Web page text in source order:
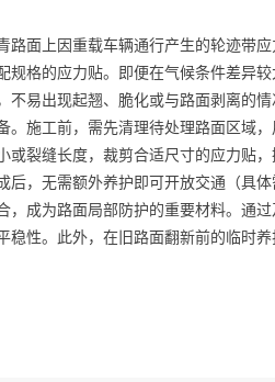
上因重载车辆通行产生的轮迹带
格的应力贴。即便在气候条件差异
易出现起翘、脆化或与路面剥离的情
工前，需先清理待处理路面区域
裂缝长度，裁剪合适尺寸的应力贴
，无需额外养护即可开放交通（具
为路面局部防护的重要材料。通
性。此外，在旧路面翻新前的临时